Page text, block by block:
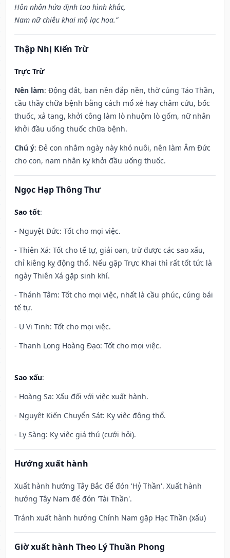
Hôn nhân hứa định tao hình khắc,
Nam nữ chiêu khai mộ lạc hoa.”
Thập Nhị Kiến Trừ
Trực Trừ
Nên làm: Động đất, ban nền đắp nền, thờ cúng Táo Thần,
cầu thầy chữa bệnh bằng cách mổ xẻ hay châm cứu, bốc
thuốc, xả tang, khởi công làm lò nhuộm lò gốm, nữ nhân
khởi đầu uống thuốc chữa bệnh.
Chú ý: Đẻ con nhằm ngày này khó nuôi, nên làm Âm Đức
cho con, nam nhân kỵ khởi đầu uống thuốc.
Ngọc Hạp Thông Thư
Sao tốt:
- Nguyệt Đức: Tốt cho mọi việc.
- Thiên Xá: Tốt cho tế tự, giải oan, trừ được các sao xấu,
chỉ kiêng kỵ động thổ. Nếu gặp Trực Khai thì rất tốt tức là
ngày Thiên Xá gặp sinh khí.
- Thánh Tâm: Tốt cho mọi việc, nhất là cầu phúc, cúng bái
tế tự.
- U Vi Tinh: Tốt cho mọi việc.
- Thanh Long Hoàng Đạo: Tốt cho mọi việc.
Sao xấu:
- Hoàng Sa: Xấu đối với việc xuất hành.
- Nguyệt Kiến Chuyển Sát: Kỵ việc động thổ.
- Ly Sàng: Kỵ việc giá thú (cưới hỏi).
Hướng xuất hành
Xuất hành hướng Tây Bắc để đón 'Hỷ Thần'. Xuất hành
hướng Tây Nam để đón 'Tài Thần'.
Tránh xuất hành hướng Chính Nam gặp Hạc Thần (xấu)
Giờ xuất hành Theo Lý Thuần Phong